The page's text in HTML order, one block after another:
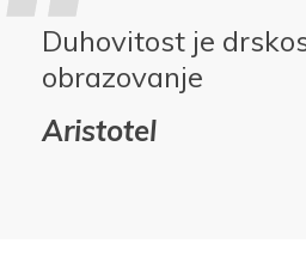
Duhovitost je
obrazovanje
Aristotel